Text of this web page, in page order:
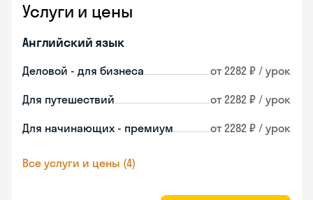
Услуги и цены
Английский язык
Деловой - для бизнеса от 2282 ₽ / урок
Для путешествий от 2282 ₽ / урок
Для начинающих - премиум от 2282 ₽ / урок
Все услуги и цены (4)